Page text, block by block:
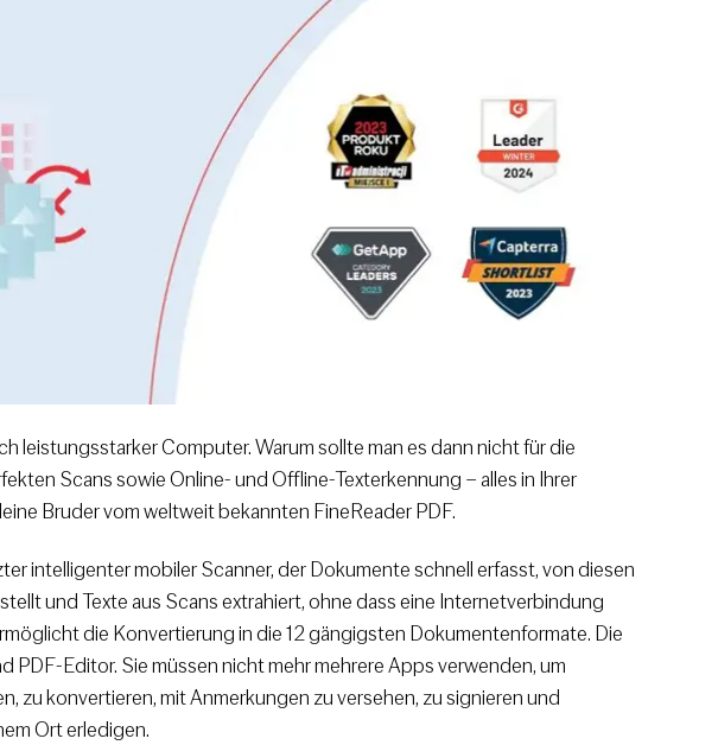
leistungsstarker Computer. Warum sollte man es dann nicht für die
Scans sowie Online- und Offline-Texterkennung – alles in Ihrer
Bruder vom weltweit bekannten FineReader PDF.
intelligenter mobiler Scanner, der Dokumente schnell erfasst, von diesen
und Texte aus Scans extrahiert, ohne dass eine Internetverbindung
die Konvertierung in die 12 gängigsten Dokumentenformate. Die
PDF-Editor. Sie müssen nicht mehr mehrere Apps verwenden, um
zu konvertieren, mit Anmerkungen zu versehen, zu signieren und
Ort erledigen.